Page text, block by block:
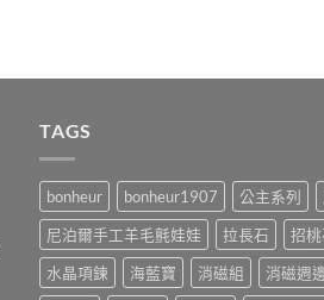
TAGS
bonheur bonheur1907 公主系列
尼泊爾手工羊毛氈娃娃
拉長石 招桃
水晶項鍊
海藍寶 消磁組 消磁週